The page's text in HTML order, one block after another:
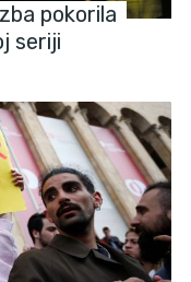
pokorila
seriji